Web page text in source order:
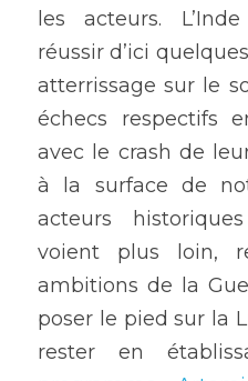
les acteurs.
réussir d’ici
atterrissage sur le
échecs respectifs
avec le crash de
à la surface de
acteurs
voient plus loin,
ambitions de la
poser le pied sur la